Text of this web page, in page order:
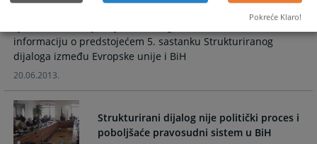
Visoko sudsko i tužilačko vijeće Bosne i Hercegovine je na
informaciju o predstojećem 5. sastanku Strukturiranog
dijaloga između Evropske unije i BiH
20.06.2013.
Strukturirani dijalog nije politički proces i
poboljšaće pravosudni sistem u BiH
Pokreće Klaro!